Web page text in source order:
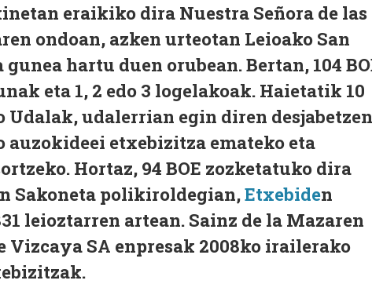
eraikiko dira Nuestra Señora de las
ondoan, azken urteotan Leioako San
hartu duen orubean. Bertan, 104
eta 1, 2 edo 3 logelakoak. Haietatik 10
Udalak, udalerrian egin diren desjabetzen
etxebizitza emateko eta
Hortaz, 94 BOE zozketatuko dira
Sakoneta polikiroldegian,Etxebiden
leioztarren artean. Sainz de la Mazaren
Vizcaya SA enpresak 2008ko irailerako